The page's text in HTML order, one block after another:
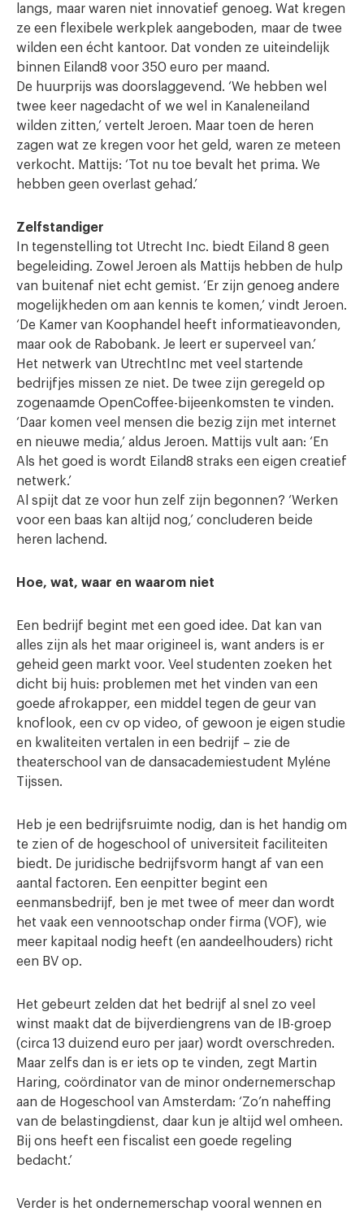
langs, maar waren niet innovatief genoeg. Wat kregen
ze een flexibele werkplek aangeboden, maar de twee
wilden een écht kantoor. Dat vonden ze uiteindelijk
binnen Eiland8 voor 350 euro per maand.
De huurprijs was doorslaggevend. ‘We hebben wel
twee keer nagedacht of we wel in Kanaleneiland
wilden zitten,’ vertelt Jeroen. Maar toen de heren
zagen wat ze kregen voor het geld, waren ze meteen
verkocht. Mattijs: ‘Tot nu toe bevalt het prima. We
hebben geen overlast gehad.’
Zelfstandiger
In tegenstelling tot Utrecht Inc. biedt Eiland 8 geen
begeleiding. Zowel Jeroen als Mattijs hebben de hulp
van buitenaf niet echt gemist. ‘Er zijn genoeg andere
mogelijkheden om aan kennis te komen,’ vindt Jeroen.
‘De Kamer van Koophandel heeft informatieavonden,
maar ook de Rabobank. Je leert er superveel van.’
Het netwerk van UtrechtInc met veel startende
bedrijfjes missen ze niet. De twee zijn geregeld op
zogenaamde OpenCoffee-bijeenkomsten te vinden.
‘Daar komen veel mensen die bezig zijn met internet
en nieuwe media,’ aldus Jeroen. Mattijs vult aan: ‘En
Als het goed is wordt Eiland8 straks een eigen creatief
netwerk.’
Al spijt dat ze voor hun zelf zijn begonnen? ‘Werken
voor een baas kan altijd nog,’ concluderen beide
heren lachend.
Hoe, wat, waar en waarom niet
Een bedrijf begint met een goed idee. Dat kan van
alles zijn als het maar origineel is, want anders is er
geheid geen markt voor. Veel studenten zoeken het
dicht bij huis: problemen met het vinden van een
goede afrokapper, een middel tegen de geur van
knoflook, een cv op video, of gewoon je eigen studie
en kwaliteiten vertalen in een bedrijf – zie de
theaterschool van de dansacademiestudent Myléne
Tijssen.
Heb je een bedrijfsruimte nodig, dan is het handig om
te zien of de hogeschool of universiteit faciliteiten
biedt. De juridische bedrijfsvorm hangt af van een
aantal factoren. Een eenpitter begint een
eenmansbedrijf, ben je met twee of meer dan wordt
het vaak een vennootschap onder firma (VOF), wie
meer kapitaal nodig heeft (en aandeelhouders) richt
een BV op.
Het gebeurt zelden dat het bedrijf al snel zo veel
winst maakt dat de bijverdiengrens van de IB-groep
(circa 13 duizend euro per jaar) wordt overschreden.
Maar zelfs dan is er iets op te vinden, zegt Martin
Haring, coördinator van de minor ondernemerschap
aan de Hogeschool van Amsterdam: ‘Zo’n naheffing
van de belastingdienst, daar kun je altijd wel omheen.
Bij ons heeft een fiscalist een goede regeling
bedacht.’
Verder is het ondernemerschap vooral wennen en